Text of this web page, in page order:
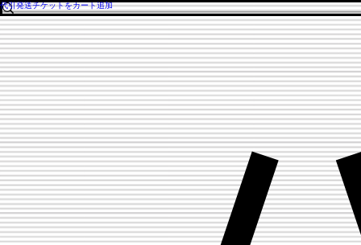
代引発送チケットをカート追加